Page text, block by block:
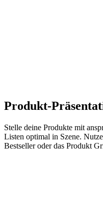
Produkt-
Stelle deine Produkte mit
Listen optimal in Szene.
Bestseller oder das Produkt